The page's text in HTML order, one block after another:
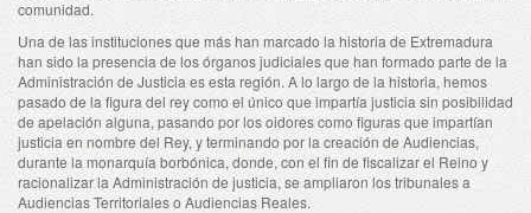
comunidad.
Una de las instituciones que más han marcado la historia de Extremadura
han sido la presencia de los órganos judiciales que han formado parte de la
Administración de Justicia es esta región. A lo largo de la historia, hemos
pasado de la figura del rey como el único que impartía justicia sin posibilidad
de apelación alguna, pasando por los oidores como figuras que impartían
justicia en nombre del Rey, y terminando por la creación de Audiencias,
durante la monarquía borbónica, donde, con el fin de fiscalizar el Reino y
racionalizar la Administración de justicia, se ampliaron los tribunales a
Audiencias Territoriales o Audiencias Reales.